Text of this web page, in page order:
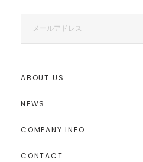
ABOUT US
NEWS
COMPANY INFO
CONTACT